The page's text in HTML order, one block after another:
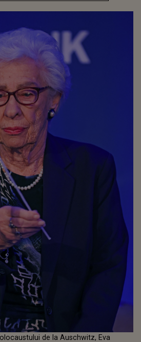
de la Auschwitz, Eva